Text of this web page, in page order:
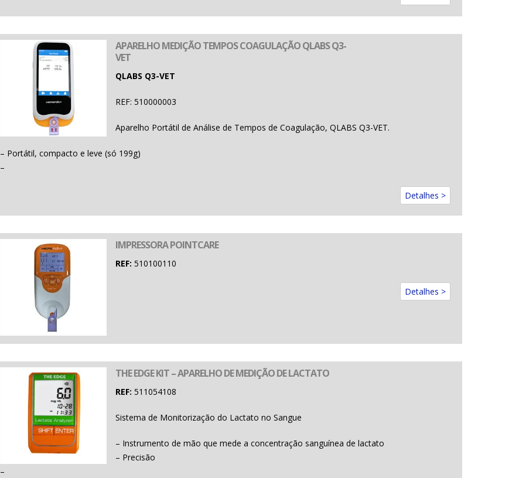
APARELHO MEDIÇÃO TEMPOS COAGULAÇÃO QLABS Q3-
VET
QLABS Q3-VET
REF: 510000003
Aparelho Portátil de Análise de Tempos de Coagulação, QLABS Q3-VET.
– Portátil, compacto e leve (só 199g)
–
Detalhes >
IMPRESSORA POINTCARE
REF: 510100110
Detalhes >
THE EDGE KIT – APARELHO DE MEDIÇÃO DE LACTATO
REF: 511054108
Sistema de Monitorização do Lactato no Sangue
– Instrumento de mão que mede a concentração sanguínea de lactato
– Precisão
–